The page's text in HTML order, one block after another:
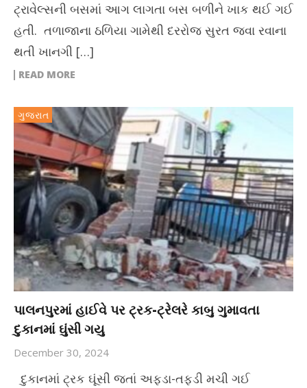
ટ્રાવેલ્સની બસમાં આગ લાગતા બસ બળીને ખાક થઈ ગઈ
હતી. તળાજાના ઠળિયા ગામેથી દરરોજ સુરત જવા રવાના
થતી ખાનગી […]
READ MORE
ગુજરાત
પાલનપુરમાં હાઈવે પર ટ્રક-ટ્રેલરે કાબુ ગુમાવતા
દુકાનમાં ઘુંસી ગયુ
December 30, 2024
દુકાનમાં ટ્રક ઘૂંસી જતાં અફડા-તફડી મચી ગઈ